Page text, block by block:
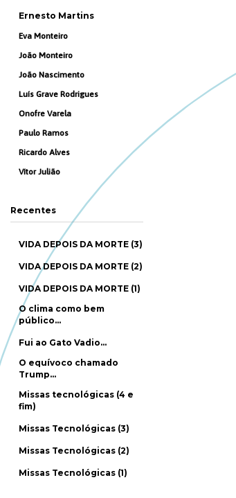
Ernesto Martins
Eva Monteiro
João Monteiro
João Nascimento
Luís Grave Rodrigues
Onofre Varela
Paulo Ramos
Ricardo Alves
Vítor Julião
Recentes
VIDA DEPOIS DA MORTE (3)
VIDA DEPOIS DA MORTE (2)
VIDA DEPOIS DA MORTE (1)
O clima como bem
público…
Fui ao Gato Vadio…
O equívoco chamado
Trump…
Missas tecnológicas (4 e
fim)
Missas Tecnológicas (3)
Missas Tecnológicas (2)
Missas Tecnológicas (1)